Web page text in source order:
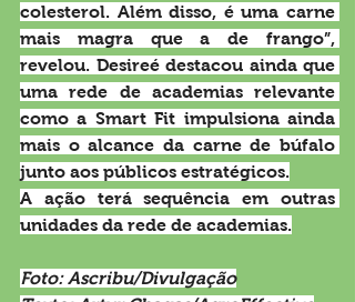
colesterol. Além disso, é uma carne
mais magra que a de frango”,
revelou. Desireé destacou ainda que
uma rede de academias relevante
como a Smart Fit impulsiona ainda
mais o alcance da carne de búfalo
junto aos públicos estratégicos.
A ação terá sequência em outras
unidades da rede de academias.
Foto: Ascribu/Divulgação